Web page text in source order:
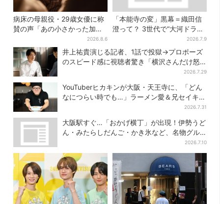
病床の母親役・29歳女優に称
賛の声「あの小さかった加恋
ちゃんが…」朝ドラ視聴者し
みじみ
2026.8.6
「本能寺の変」黒幕＝織田信
澄って？ 3世代で“大河ドラ
マ”、サラブレッド俳優が熱演
【豊臣兄弟】
2026.7.9
井上祐貴演じる記者、1話で投獄→プロポーズ
のスピード感に視聴者驚き「横沢さんだけ怒
2026.7.29
YouTuberヒカキンが大阪・天王寺に、「どん
なにつらい時でも…」ラーメン愛＆兄セイキン
2026.7.31
大阪駅すぐ…「おかげ横丁」が出現！伊勢うど
ん・みたらしだんご・かき氷など、名物グル
2026.7.10